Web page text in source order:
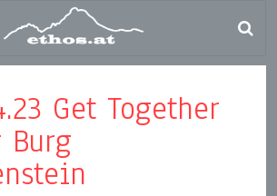
Get Together